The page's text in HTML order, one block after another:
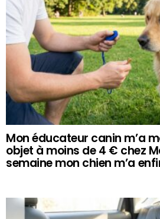
Mon éducateur canin m’a
objet à moins de 4 € chez
semaine mon chien m’a